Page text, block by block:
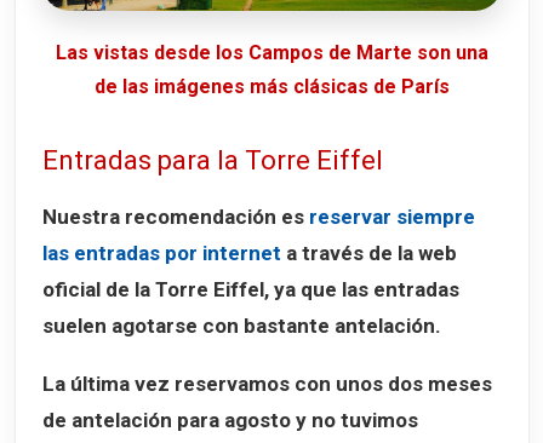
Las vistas desde los Campos de Marte son una
de las imágenes más clásicas de París
Entradas para la Torre Eiffel
Nuestra recomendación es reservar siempre
las entradas por internet a través de la web
oficial de la Torre Eiffel, ya que las entradas
suelen agotarse con bastante antelación.
La última vez reservamos con unos dos meses
de antelación para agosto y no tuvimos